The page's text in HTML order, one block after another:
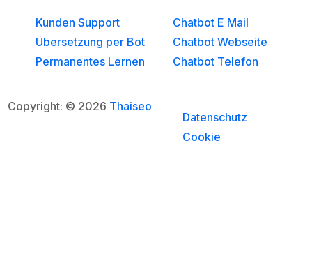
Kunden Support
Übersetzung per Bot
Permanentes Lernen
Chatbot E Mail
Chatbot Webseite
Chatbot Telefon
Copyright: © 2026 Thaiseo
Datenschutz
Cookie